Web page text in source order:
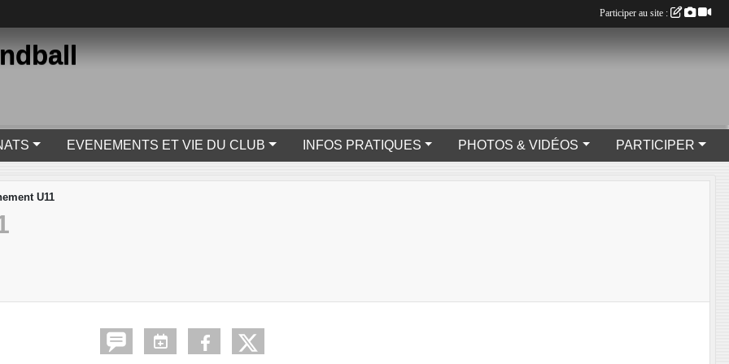
EVENEMENTS ET VIE DU CLUB INFOS PRATIQUES PHOTOS & VIDÉOS PARTICIPER
U11
Participer au site :